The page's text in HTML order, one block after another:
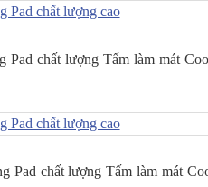
Pad chất lượng Tấm làm mát
Pad chất lượng Tấm làm mát